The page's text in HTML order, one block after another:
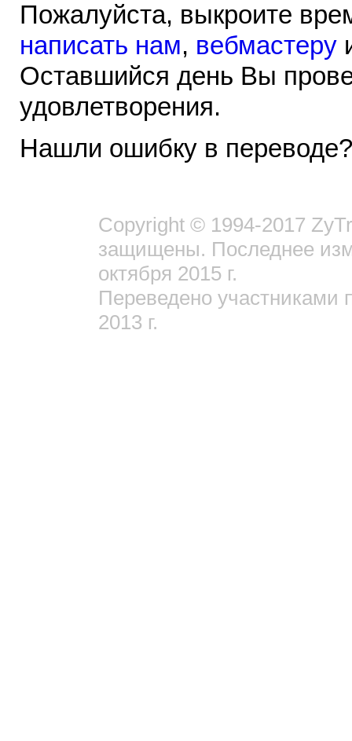
Пожалуйста, выкроите
написать нам, вебмастеру
Оставшийся день Вы
удовлетворения.
Нашли ошибку в
Copyright © 1994-2017
защищены. Последнее
октября 2015 г.
Переведено участниками
2013 г.